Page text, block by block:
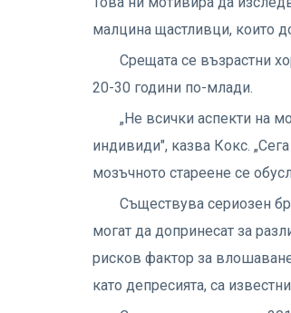
малцина щастливци, които
Срещата се възрастни
20-30 години по-млади.
„Не всички аспекти на
индивиди", казва Кокс.
мозъчното стареене се
Съществува сериозен
могат да допринесат за
рисков фактор за
като депресията, са